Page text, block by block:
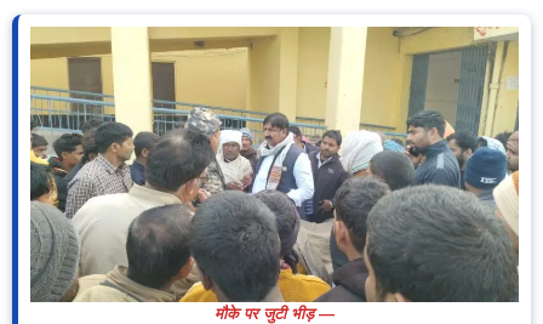
मौके पर जुटी भीड़ —